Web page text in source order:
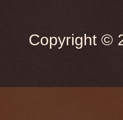
Copyright ©